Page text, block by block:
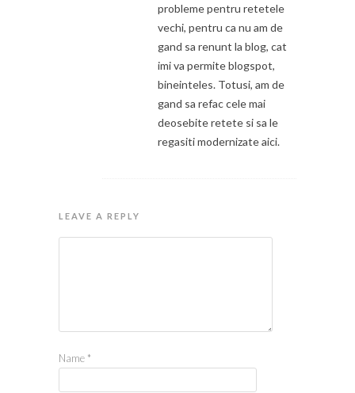
probleme pentru retetele
vechi, pentru ca nu am de
gand sa renunt la blog, cat
imi va permite blogspot,
bineinteles. Totusi, am de
gand sa refac cele mai
deosebite retete si sa le
regasiti modernizate aici.
LEAVE A REPLY
Name *